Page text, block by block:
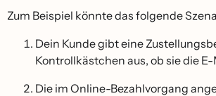
Zum Beispiel könnte das folgende
Dein Kunde gibt eine
Kontrollkästchen aus, ob sie die
Die im Online-Bezahlvorgang